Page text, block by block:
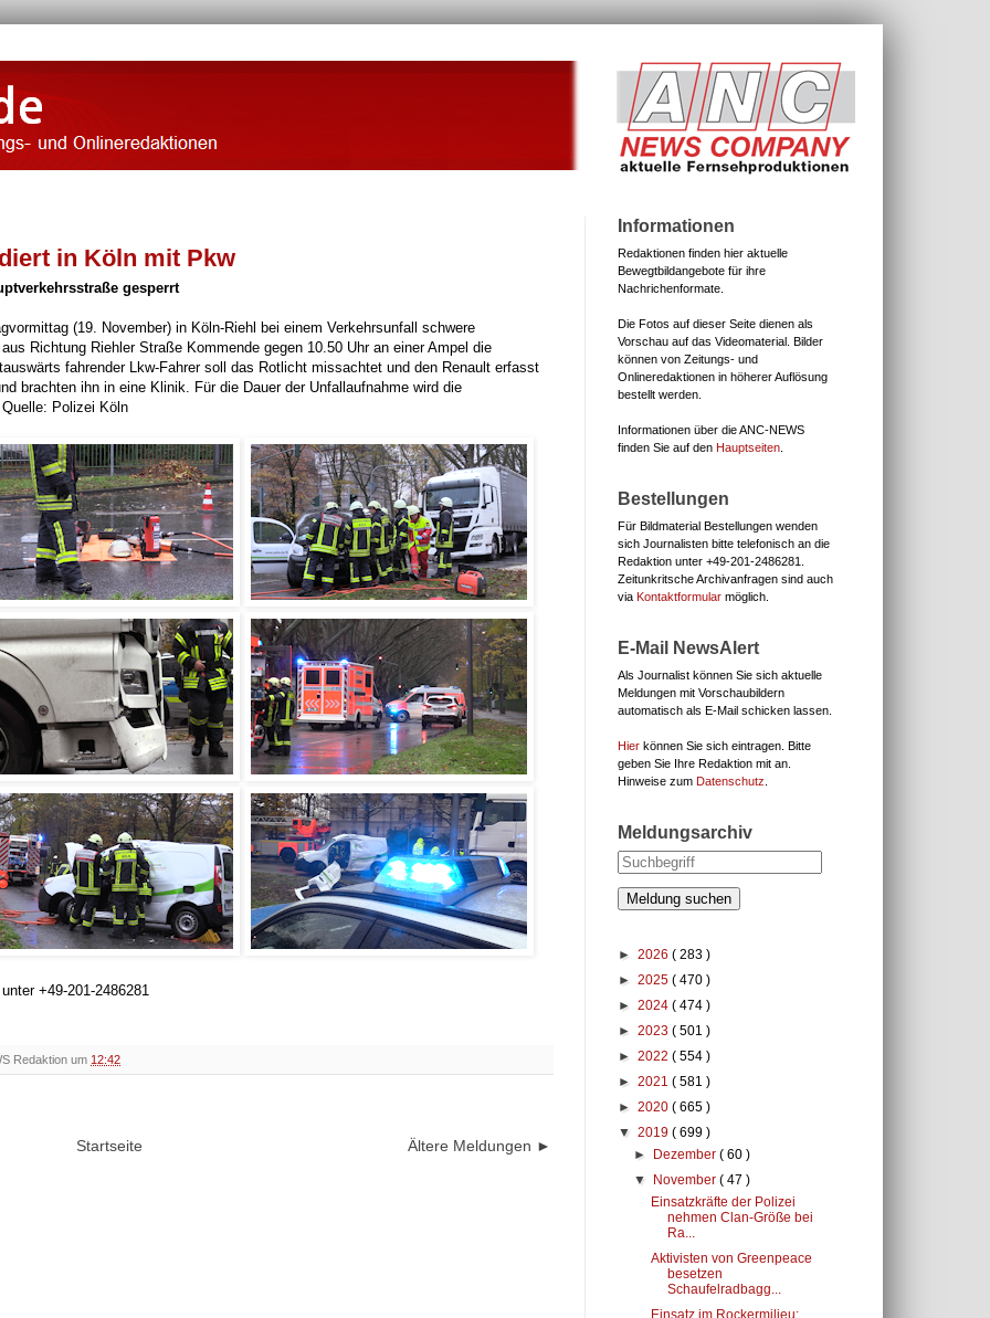
in Köln mit Pkw
gesperrt
(19. November) in Köln-Riehl bei einem Verkehrsunfall schwere
Richtung Riehler Straße Kommende gegen 10.50 Uhr an einer Ampel die
fahrender Lkw-Fahrer soll das Rotlicht missachtet und den Renault erfasst
brachten ihn in eine Klinik. Für die Dauer der Unfallaufnahme wird die
Polizei Köln
+49-201-2486281
Redaktion um 12:42
Ältere Meldungen ►
Startseite
Informationen
Redaktionen finden hier aktuelle
Bewegtbildangebote für ihre
Nachrichenformate.
Die Fotos auf dieser Seite dienen als
Vorschau auf das Videomaterial. Bilder
können von Zeitungs- und
Onlineredaktionen in höherer Auflösung
bestellt werden.
Informationen über die ANC-NEWS
finden Sie auf den Hauptseiten
Bestellungen
Für Bildmaterial Bestellungen wenden
sich Journalisten bitte telefonisch an die
Redaktion unter +49-201-2486281.
Zeitunkritsche Archivanfragen sind auch
via Kontaktformular möglich.
E-Mail NewsAlert
Als Journalist können Sie sich aktuelle
Meldungen mit Vorschaubildern
automatisch als E-Mail schicken lassen.
Hier können Sie sich eintragen. Bitte
geben Sie Ihre Redaktion mit an.
Hinweise zum Datenschutz
Meldungsarchiv
Meldung suchen
► 2026 ( 283 )
► 2025 ( 470 )
► 2024 ( 474 )
► 2023 ( 501 )
► 2022 ( 554 )
► 2021 ( 581 )
► 2020 ( 665 )
▼ 2019 ( 699 )
►
Dezember( 60 )
▼
November( 47 )
Einsatzkräfte der Polizei
nehmen Clan-Größe bei
Ra...
Aktivisten von Greenpeace
besetzen
Schaufelradbagg...
Einsatz im Rockermilieu: